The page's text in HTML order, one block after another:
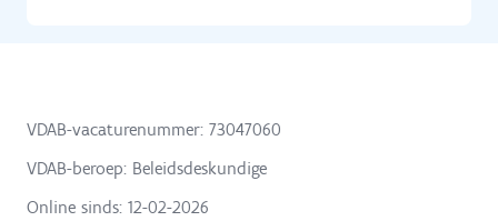
VDAB-vacaturenummer: 73047060
VDAB-beroep: Beleidsdeskundige
Online sinds: 12-02-2026